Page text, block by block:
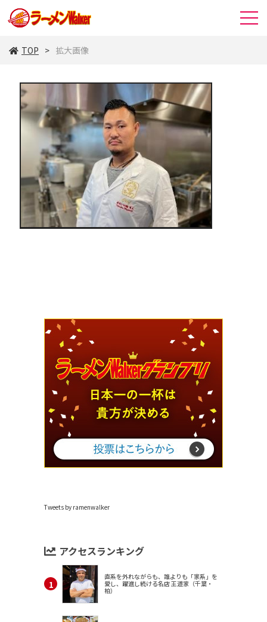
TOP 拡大画像
Tweets by ramenwalker
アクセスランキング
直系を外れながらも、誰よりも「家系」を
愛し、躍進し続ける名店 王道家（千葉・
柏）